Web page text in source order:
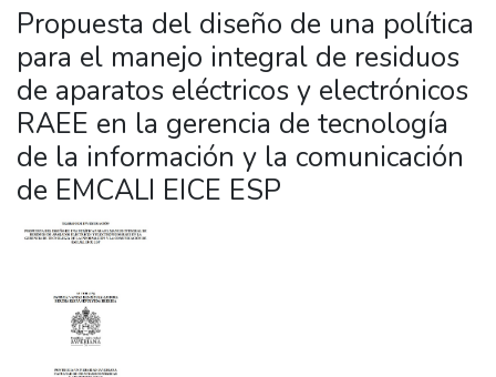
Statistics
Propuesta del diseño de una política
para el manejo integral de residuos
de aparatos eléctricos y electrónicos
RAEE en la gerencia de tecnología
de la información y la comunicación
de EMCALI EICE ESP